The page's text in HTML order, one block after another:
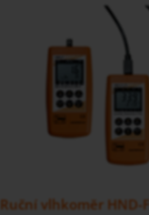
Ruční vlhkoměr HND-F